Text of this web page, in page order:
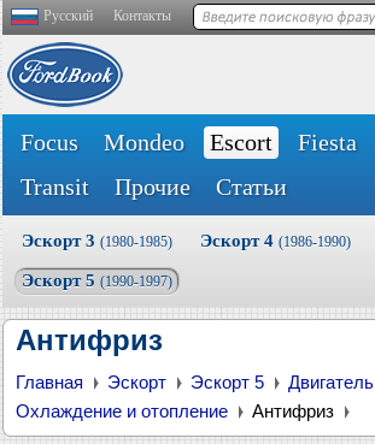
Русский Контакты
Focus Mondeo Escort Fiesta
Transit
Прочие Статьи
Эскорт 3 (1980-1985) Эскорт 4 (1986-1990)
Эскорт 5 (1990-1997)
Антифриз
Главная Эскорт Эскорт 5
Двигатель
Охлаждение и отопление
Антифриз